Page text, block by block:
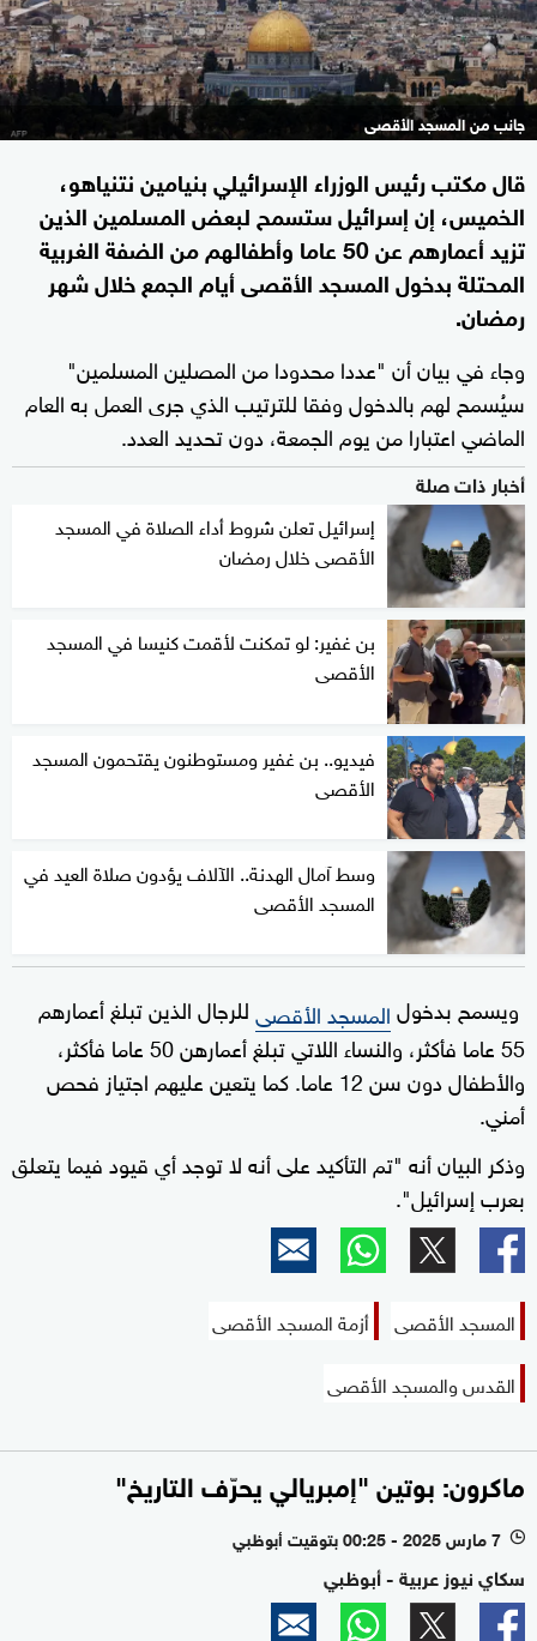
جانب من المسجد الأقصى
قال مكتب رئيس الوزراء الإسرائيلي بنيامين نتنياهو،
الخميس، إن إسرائيل ستسمح لبعض المسلمين الذين
تزيد أعمارهم عن 50 عاما وأطفالهم من الضفة الغربية
المحتلة بدخول المسجد الأقصى أيام الجمع خلال شهر
رمضان.
وجاء في بيان أن "عددا محدودا من المصلين المسلمين"
سيُسمح لهم بالدخول وفقا للترتيب الذي جرى العمل به العام
الماضي اعتبارا من يوم الجمعة، دون تحديد العدد.
أخبار ذات صلة
إسرائيل تعلن شروط أداء الصلاة في المسجد
الأقصى خلال رمضان
بن غفير: لو تمكنت لأقمت كنيسا في المسجد
الأقصى
فيديو.. بن غفير ومستوطنون يقتحمون المسجد
الأقصى
وسط آمال الهدنة.. الآلاف يؤدون صلاة العيد في
المسجد الأقصى
ويسمح بدخولالمسجد الأقصىللرجال الذين تبلغ أعمارهم
55 عاما فأكثر، والنساء اللاتي تبلغ أعمارهن 50 عاما فأكثر،
والأطفال دون سن 12 عاما. كما يتعين عليهم اجتياز فحص
أمني.
وذكر البيان أنه "تم التأكيد على أنه لا توجد أي قيود فيما يتعلق
بعرب إسرائيل".
المسجد الأقصى
أزمة المسجد الأقصى
القدس والمسجد الأقصى
ماكرون: بوتين "إمبريالي يحرّف التاريخ"
l 7 مارس 2025 - 00:25 بتوقيت أبوظبي
سكاي نيوز عربية - أبوظبي